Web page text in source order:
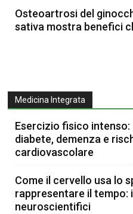
Osteoartrosi del
sativa mostra benefici
Medicina Integrata
Esercizio fisico intenso:
diabete, demenza e
cardiovascolare
Come il cervello usa lo
rappresentare il tempo:
neuroscientifici